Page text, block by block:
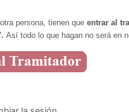
persona, tienen queentrar al
Así todo lo que hagan no será en